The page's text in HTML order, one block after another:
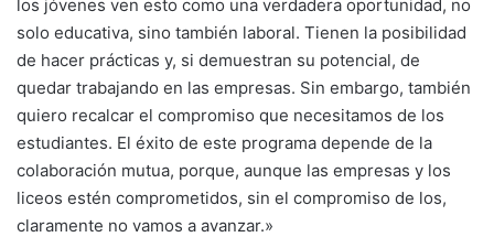
los jóvenes ven esto como una verdadera oportunidad, no
solo educativa, sino también laboral. Tienen la posibilidad
de hacer prácticas y, si demuestran su potencial, de
quedar trabajando en las empresas. Sin embargo, también
quiero recalcar el compromiso que necesitamos de los
estudiantes. El éxito de este programa depende de la
colaboración mutua, porque, aunque las empresas y los
liceos estén comprometidos, sin el compromiso de los,
claramente no vamos a avanzar.»